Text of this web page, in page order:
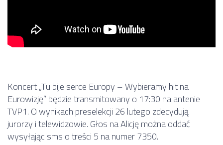
Koncert „Tu bije serce Europy – Wybieramy hit na
Eurowizję” będzie transmitowany o 17:30 na antenie
TVP1. O wynikach preselekcji 26 lutego zdecydują
jurorzy i telewidzowie. Głos na ​Alicję można oddać
wysyłając sms o treści 5 na numer 7350.